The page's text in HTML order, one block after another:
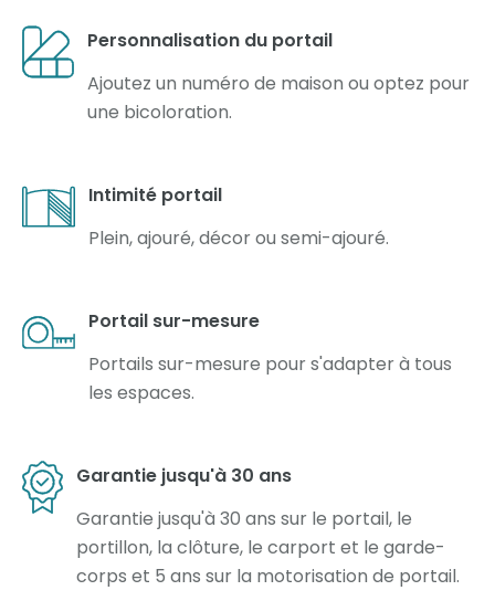
Personnalisation du portail
Ajoutez un numéro de maison ou optez pour
une bicoloration.
Intimité portail
Plein, ajouré, décor ou semi-ajouré.
Portail sur-mesure
Portails sur-mesure pour s'adapter à tous
les espaces.
Garantie jusqu'à 30 ans
Garantie jusqu'à 30 ans sur le portail, le
portillon, la clôture, le carport et le garde-
corps et 5 ans sur la motorisation de portail.